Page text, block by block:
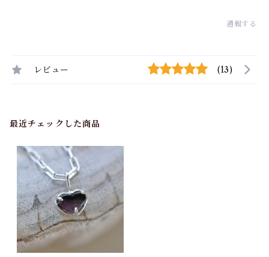
通報する
レビュー (13)
最近チェックした商品